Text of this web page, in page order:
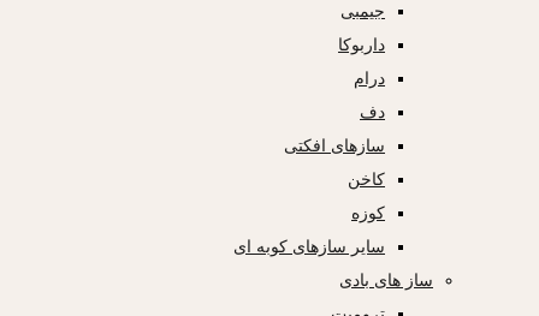
جیمبی
داربوکا
درام
دف
سازهای افکتی
کاخن
کوزه
سایر سازهای کوبه ای
ساز های بادی